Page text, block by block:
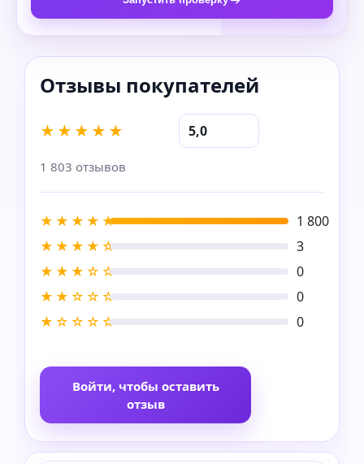
★★★★★ 5,0
1 803 отзывов
★★★★★
1 800
★★★★☆
3
★★★☆☆
0
★★☆☆☆
0
★☆☆☆☆
0
Войти, чтобы оставить
отзыв